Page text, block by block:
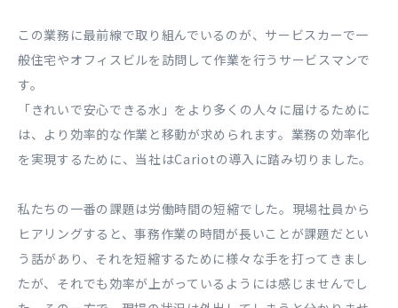
この業務に最前線で取り組んでいるのが、サービスカーで⼀
般住宅やオフィスビルを訪問して作業を⾏うサービスマンで
す。
「きれいで安⼼できる⽔」をより多くの⼈々に届けるために
は、より効率的な作業と移動が求められます。業務の効率化
を実現するために、当社はCariotの導⼊に踏み切りました。
私たちの⼀番の課題は労働時間の短縮でした。現場社員から
ヒアリングすると、事務作業の時間が⻑いことが課題だとい
う話があり、それを短縮するために様々な⼿を打ってきまし
たが、それでも効率が上がっているようには感じませんでし